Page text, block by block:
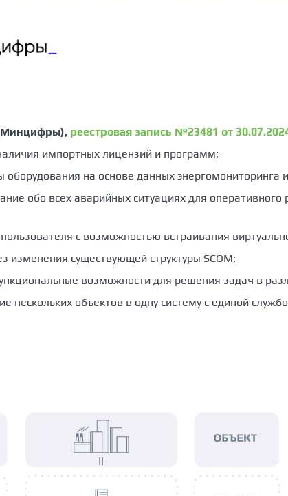
(Минцифры), реестровая запись №23481 от
импортных лицензий и программ;
на основе данных
обо всех аварийных ситуациях для оперативного
с возможностью встраивания
существующей структуры SCOM;
возможности для решения задач в
объектов в одну систему с единой
II